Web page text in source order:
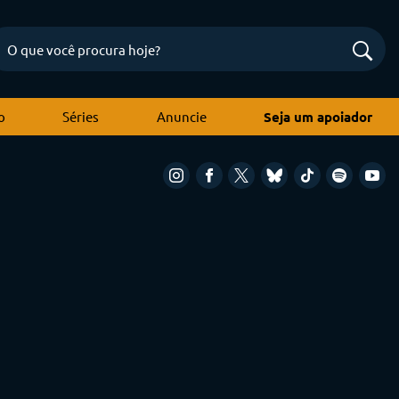
Séries Anuncie Seja um apoiador